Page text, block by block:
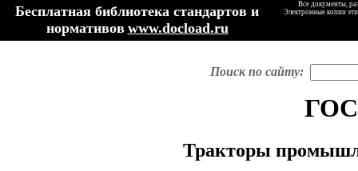
Бесплатная библиотека стандартов и
нормативов www.docload.ru
Все документы,
Электронные копии
Поиск по сайту:
Тракторы